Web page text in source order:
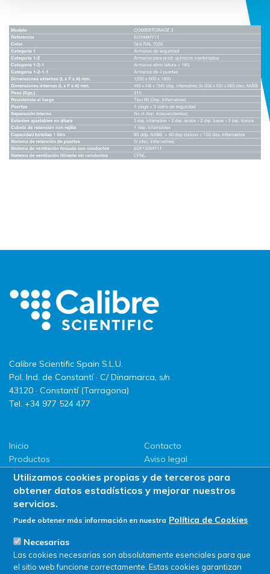
Calibre Scientific Spain S.L.U.
Pol. Ind. de Constantí · C/ Dinamarca, s/n
43120 · Constantí (Tarragona)
Tel. +34 977 524 477
Inicio
Productos
LLG
Promociones
ServiSAT
Contacto
Aviso legal
Política de privacidad
Política de Cookies
Buscar en tienda
Utilizamos cookies propias y de terceros para
obtener datos estadísticos y mejorar nuestros
servicios.
Puede obtener más información en nuestra Política de Cookies
Necesarias
Las cookies necesarias son absolutamente esenciales para que
el sitio web funcione correctamente. Estas cookies garantizan